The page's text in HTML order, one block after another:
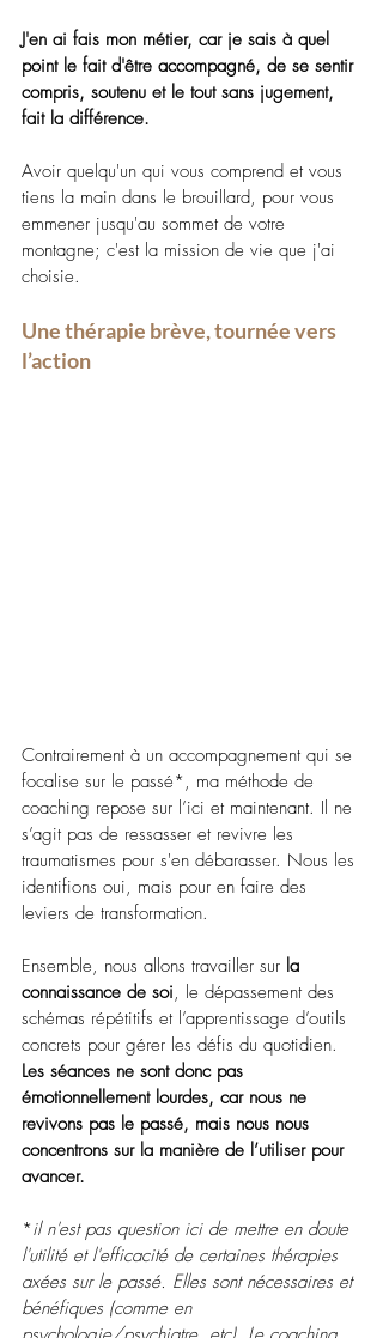
J'en ai fais mon métier, car je sais à quel
point le fait d'être accompagné, de se sentir
compris, soutenu et le tout sans jugement,
fait la différence.
Avoir quelqu'un qui vous comprend et vous
tiens la main dans le brouillard, pour vous
emmener jusqu'au sommet de votre
montagne; c'est la mission de vie que j'ai
choisie.
Une thérapie brève, tournée vers
l’action
Contrairement à un accompagnement qui se
focalise sur le passé*, ma méthode de
coaching repose sur l’ici et maintenant. Il ne
s’agit pas de ressasser et revivre les
traumatismes pour s'en débarasser. Nous les
identifions oui, mais pour en faire des
leviers de transformation.
Ensemble, nous allons travailler sur la
connaissance de soi, le dépassement des
schémas répétitifs et l’apprentissage d’outils
concrets pour gérer les défis du quotidien.
Les séances ne sont donc pas
émotionnellement lourdes, car nous ne
revivons pas le passé, mais nous nous
concentrons sur la manière de l’utiliser pour
avancer.
*il n'est pas question ici de mettre en doute
l'utilité et l'efficacité de certaines thérapies
axées sur le passé. Elles sont nécessaires et
bénéfiques (comme en